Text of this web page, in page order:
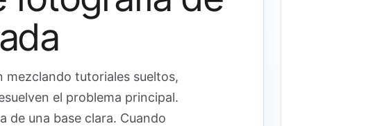
tutoriales sueltos,
el problema principal.
de una base clara. Cuando